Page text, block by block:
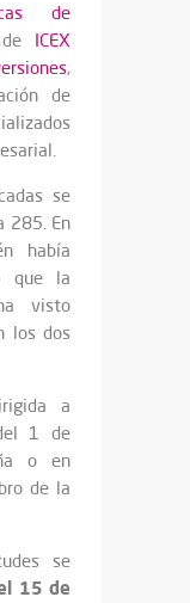
de
de ICEX
,
de
se
285. En
había
que la
visto
los dos
a
1 de
o en
de la
se
15 de